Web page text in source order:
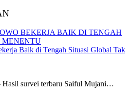
Baik di Tengah Situasi Global Tak
survei terbaru Saiful Mujani…